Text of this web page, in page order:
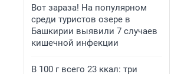
Вот зараза! На популярном
среди туристов озере в
Башкирии выявили 7 случаев
кишечной инфекции
В 100 г всего 23 ккал: три